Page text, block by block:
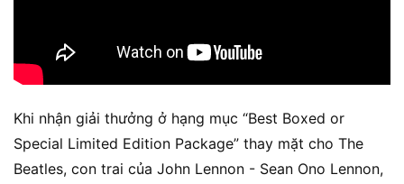
Khi nhận giải thưởng ở hạng mục “Best Boxed or
Special Limited Edition Package” thay mặt cho The
Beatles, con trai của John Lennon - Sean Ono Lennon,